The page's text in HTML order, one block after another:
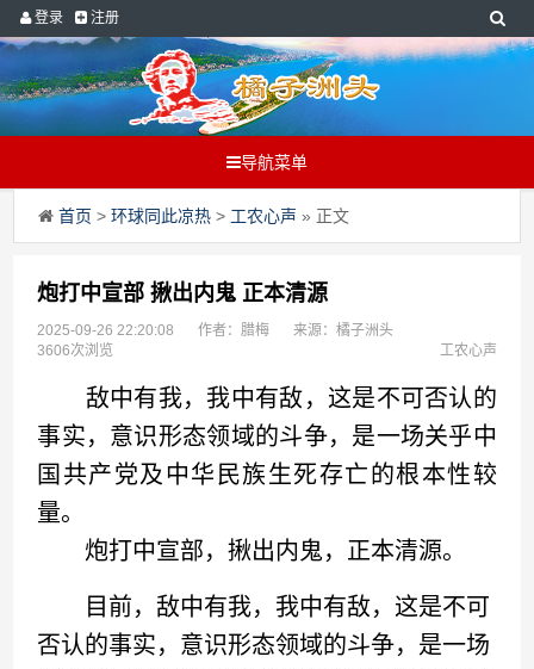
登录 注册
导航菜单
首页 >环球同此凉热 > 工农心声 » 正文
炮打中宣部 揪出内鬼 正本清源
2025-09-26 22:20:08 作者：腊梅
来源：橘子洲头
3606次浏览
工农心声
敌中有我，我中有敌，这是不可否认的
事实，意识形态领域的斗争，是一场关乎中
国共产党及中华民族生死存亡的根本性较
量。
炮打中宣部，揪出内鬼，正本清源。
目前，敌中有我，我中有敌，这是不可
否认的事实，意识形态领域的斗争，是一场